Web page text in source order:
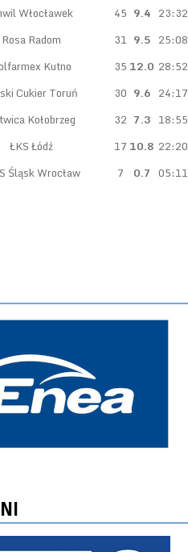
Włocławek 45 9.4 23:32
Rosa Radom 31 9.5 25:08
Kutno 35 12.0 28:52
Cukier Toruń 30 9.6 24:17
Kołobrzeg 32 7.3 18:55
ŁKS Łódź 17 10.8 22:20
Śląsk Wrocław 7 0.7 05:11